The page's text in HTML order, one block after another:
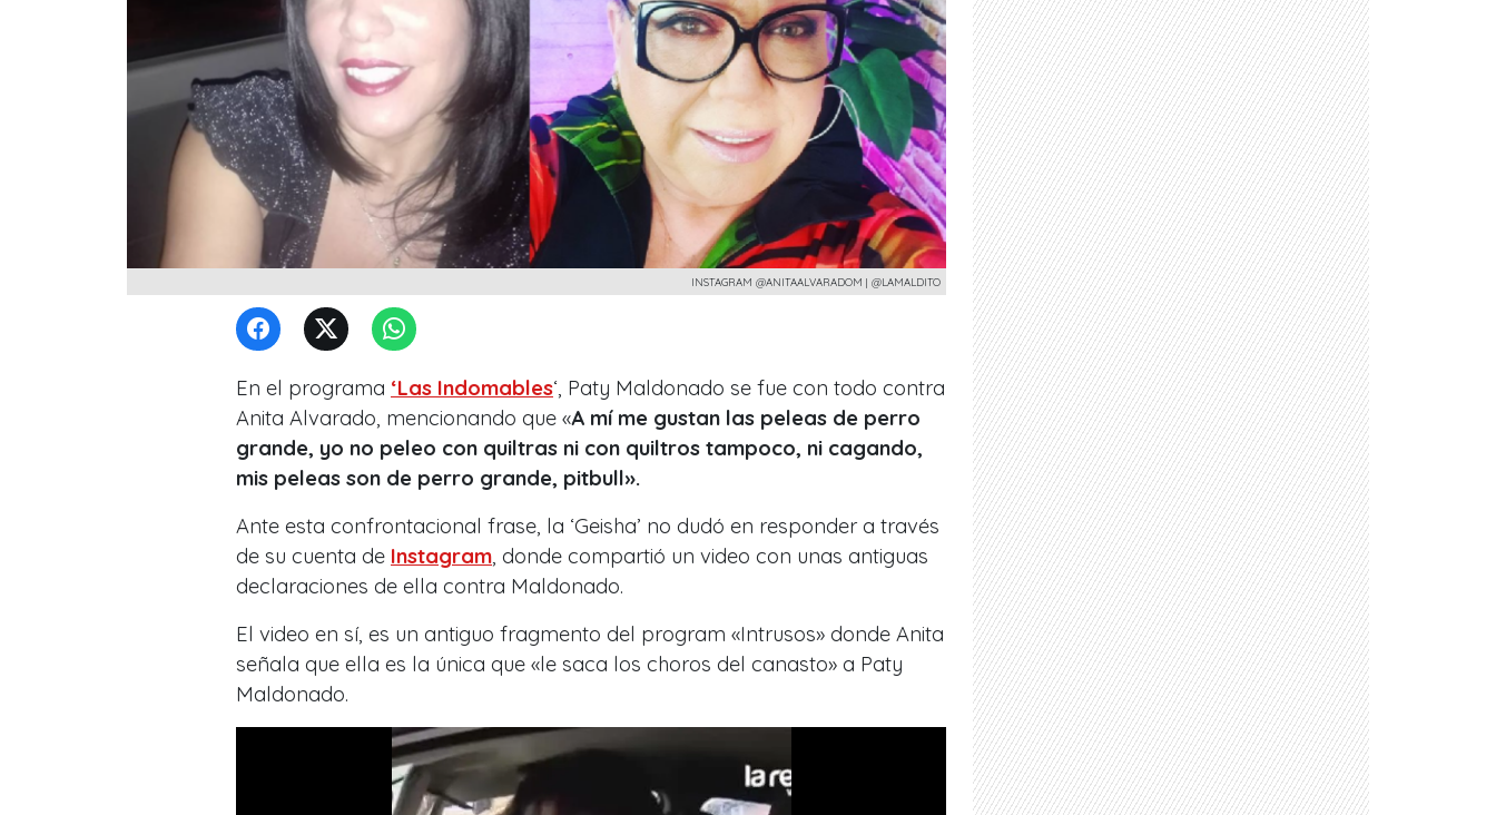
INSTAGRAM @ANITAALVARADOM | @LAMALDITO
En el programa ‘Las Indomables‘, Paty Maldonado se fue con todo contra
Anita Alvarado, mencionando que «A mí me gustan las peleas de perro
grande, yo no peleo con quiltras ni con quiltros tampoco, ni cagando,
mis peleas son de perro grande, pitbull».
Ante esta confrontacional frase, la ‘Geisha’ no dudó en responder a través
de su cuenta de Instagram , donde compartió un video con unas antiguas
declaraciones de ella contra Maldonado.
El video en sí, es un antiguo fragmento del program «Intrusos» donde Anita
señala que ella es la única que «le saca los choros del canasto» a Paty
Maldonado.